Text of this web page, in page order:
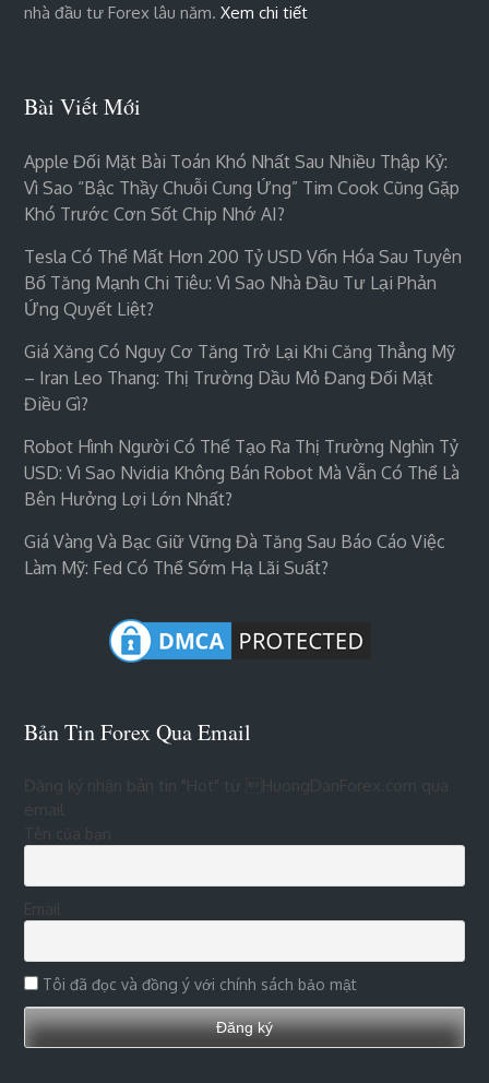
nhà đầu tư Forex lâu năm.Xem chi tiết
Bài Viết Mới
Apple Đối Mặt Bài Toán Khó Nhất Sau Nhiều Thập Kỷ:
Vì Sao “bậc Thầy Chuỗi Cung Ứng” Tim Cook Cũng Gặp
Khó Trước Cơn Sốt Chip Nhớ AI?
Tesla Có Thể Mất Hơn 200 Tỷ USD Vốn Hóa Sau Tuyên
Bố Tăng Mạnh Chi Tiêu: Vì Sao Nhà Đầu Tư Lại Phản
Ứng Quyết Liệt?
Giá Xăng Có Nguy Cơ Tăng Trở Lại Khi Căng Thẳng Mỹ
– Iran Leo Thang: Thị Trường Dầu Mỏ Đang Đối Mặt
Điều Gì?
Robot Hình Người Có Thể Tạo Ra Thị Trường Nghìn Tỷ
USD: Vì Sao Nvidia Không Bán Robot Mà Vẫn Có Thể Là
Bên Hưởng Lợi Lớn Nhất?
Giá Vàng Và Bạc Giữ Vững Đà Tăng Sau Báo Cáo Việc
Làm Mỹ: Fed Có Thể Sớm Hạ Lãi Suất?
Bản Tin Forex Qua Email
Đăng ký nhận bản tin "Hot" từ HuongDanForex.com qua
Tên của bạn
Tôi đã đọc và đồng ý với chính sách bảo mật